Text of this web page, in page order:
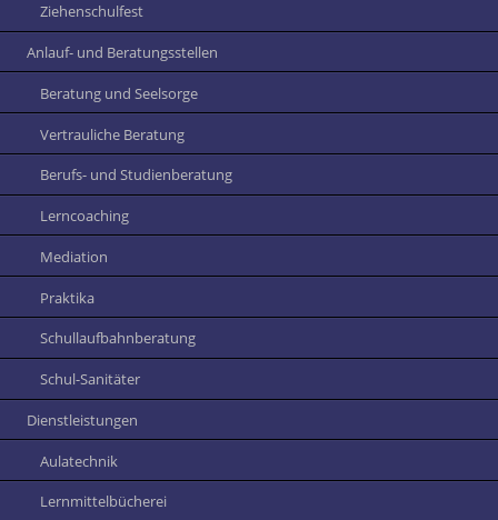
Ziehenschulfest
Anlauf- und Beratungsstellen
Beratung und Seelsorge
Vertrauliche Beratung
Berufs- und Studienberatung
Lerncoaching
Mediation
Praktika
Schullaufbahnberatung
Schul-Sanitäter
Dienstleistungen
Aulatechnik
Lernmittelbücherei